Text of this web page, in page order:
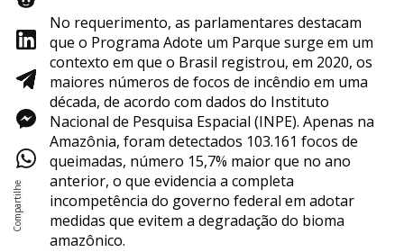
No requerimento, as parlamentares destacam
que o Programa Adote um Parque surge em um
contexto em que o Brasil registrou, em 2020, os
maiores números de focos de incêndio em uma
década, de acordo com dados do Instituto
Nacional de Pesquisa Espacial (INPE). Apenas na
Amazônia, foram detectados 103.161 focos de
queimadas, número 15,7% maior que no ano
anterior, o que evidencia a completa
incompetência do governo federal em adotar
medidas que evitem a degradação do bioma
amazônico.